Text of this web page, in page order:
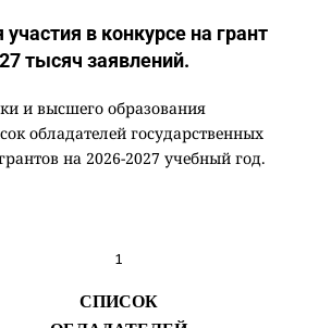
в конкурсе на грант
тысяч заявлений.
и высшего образования
обладателей государственных
на 2026-2027 учебный год.